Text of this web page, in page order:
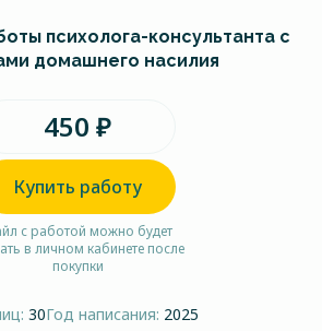
психолога-консультанта с
домашнего насилия
450 ₽
Купить работу
с работой можно будет
в личном кабинете после
покупки
30Год написания: 2025